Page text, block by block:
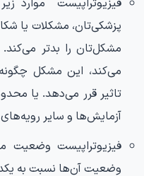
پزشکی‌تان، مشکلات یا
مشکل‌تان را بدتر
می‌کند، این مشکل
تاثیر قرر می‌دهد. یا
آزمایش‌ها و سایر
فیزیوتراپیست وضعیت
وضعیت آن‌ها نسبت به